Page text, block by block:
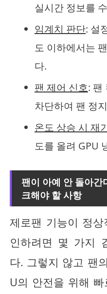
실시간 정보를
임계치 판단: 설
도 이하에서는
다.
팬 제어 신호: 팬
차단하여 팬 정
온도 상승 시 재
도를 올려 GPU
팬이 아예 안 돌아간
크해야 할 사항
제로팬 기능이 정
인하려면 몇 가지
다. 그렇지 않고 팬
U의 안전을 위해